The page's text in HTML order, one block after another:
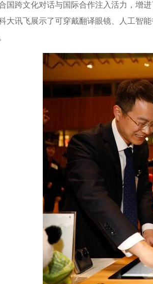
国跨文化对话与国际合作注入活力，增进
讯飞展示了可穿戴翻译眼镜、人工智能